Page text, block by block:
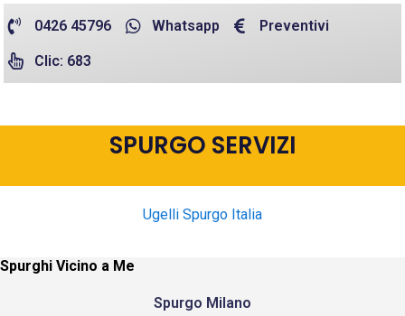
0426 45796 Whatsapp Preventivi
Clic: 683
SPURGO SERVIZI
Ugelli Spurgo Italia
Spurghi Vicino a Me
Spurgo Milano